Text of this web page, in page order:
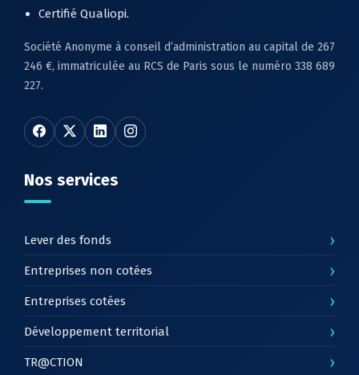
Certifié Qualiopi.
Société Anonyme à conseil d’administration au capital de 267
246 €, immatriculée au RCS de Paris sous le numéro 338 689
227.
Nos services
Lever des fonds ›
Entreprises non cotées ›
Entreprises cotées ›
Développement territorial ›
TR@CTION ›